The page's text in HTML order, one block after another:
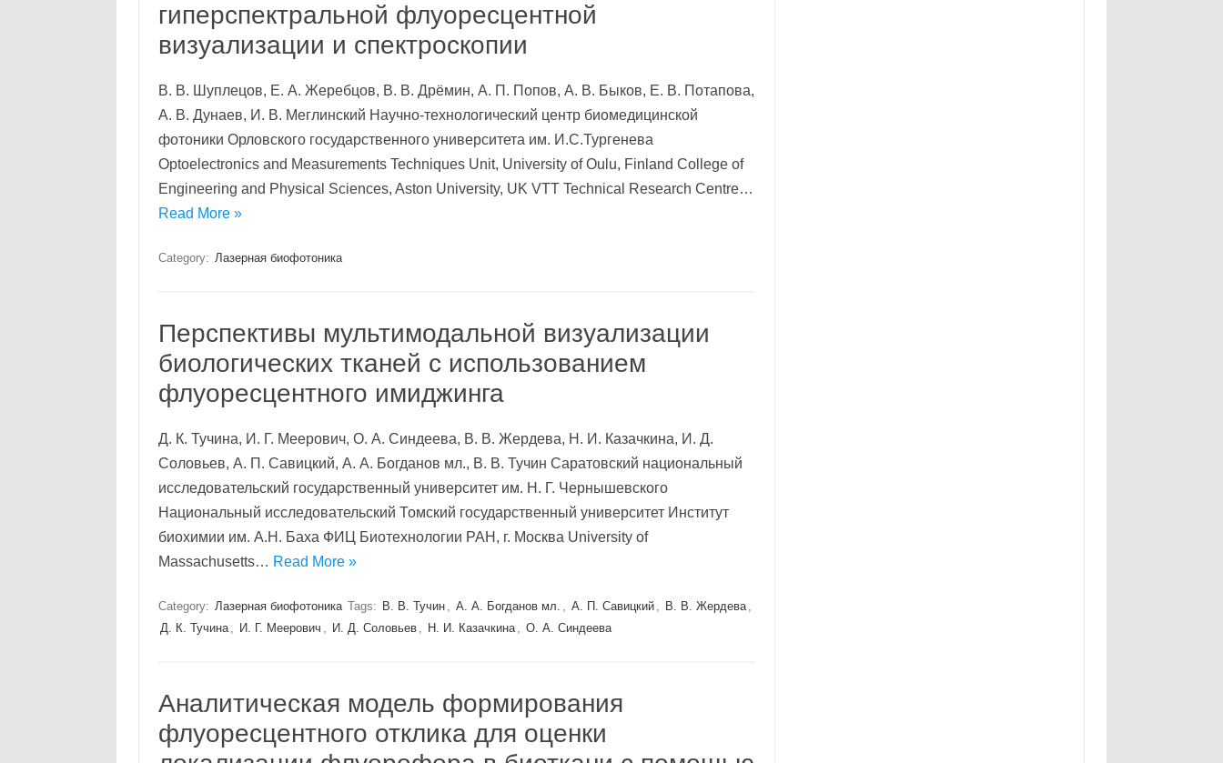
гиперспектральной флуоресцентной
визуализации и спектроскопии
В. В. Шуплецов, Е. А. Жеребцов, В. В. Дрёмин, А. П. Попов, А. В. Быков, Е. В. Потапова,
А. В. Дунаев, И. В. Меглинский Научно-технологический центр биомедицинской
фотоники Орловского государственного университета им. И.С.Тургенева
Optoelectronics and Measurements Techniques Unit, University of Oulu, Finland College of
Engineering and Physical Sciences, Aston University, UK VTT Technical Research Centre…
Read More »
Category: Лазерная биофотоника
Перспективы мультимодальной визуализации
биологических тканей с использованием
флуоресцентного имиджинга
Д. К. Тучина, И. Г. Меерович, О. А. Синдеева, В. В. Жердева, Н. И. Казачкина, И. Д.
Соловьев, А. П. Савицкий, А. А. Богданов мл., В. В. Тучин Саратовский национальный
исследовательский государственный университет им. Н. Г. Чернышевского
Национальный исследовательский Томский государственный университет Институт
биохимии им. А.Н. Баха ФИЦ Биотехнологии РАН, г. Москва University of
Massachusetts… Read More »
Category: Лазерная биофотоника Tags: В. В. Тучин , А. А. Богданов мл. , А. П. Савицкий , В. В. Жердева ,
Д. К. Тучина , И. Г. Меерович , И. Д. Соловьев , Н. И. Казачкина , О. А. Синдеева
Аналитическая модель формирования
флуоресцентного отклика для оценки